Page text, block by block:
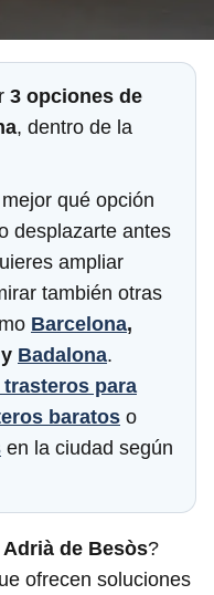
3 opciones de
, dentro de la
qué opción
desplazarte antes
ampliar
también otras
Barcelona,
y Badalona.
para
baratos o
en la ciudad según
de Besòs?
ofrecen soluciones